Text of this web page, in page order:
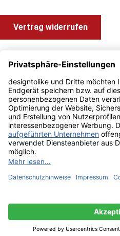
Vertrag widerrufen
Information und Impressum
Zahlung & Versand
Alle Preise inkl. gesetzl.
und ggf. Nachnahmegebühren,